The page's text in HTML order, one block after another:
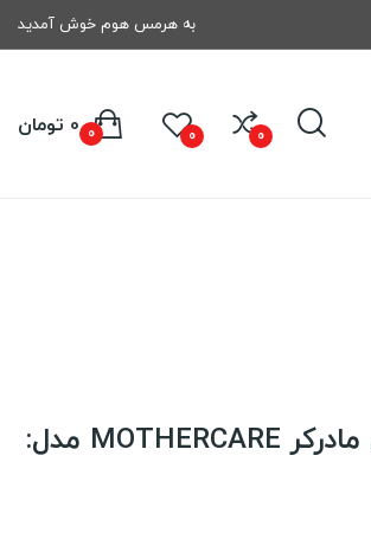
به هرمس هوم خوش آمدید
0
0 0 تومان 0
سرویس خواب نوزاد با قنداق چاپی مادرکر MOTHERCARE مدل: